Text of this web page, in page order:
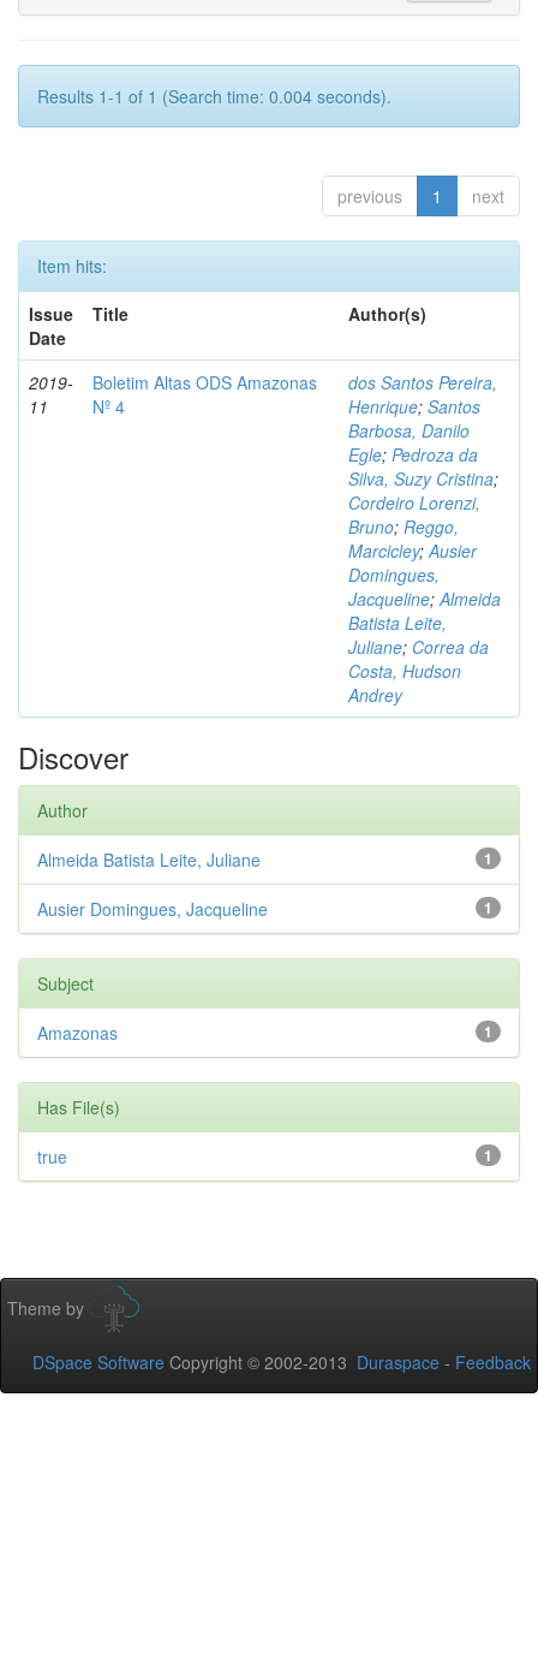
Results 1-1 of 1 (Search time: 0.004 seconds).
previous 1 next
Item hits:
Issue
Date
Title Author(s)
2019-
11
Boletim Altas ODS Amazonas
Nº 4
dos Santos Pereira,
Henrique; Santos
Barbosa, Danilo
Egle; Pedroza da
Silva, Suzy Cristina;
Cordeiro Lorenzi,
Bruno; Reggo,
Marcicley;Ausier
Domingues,
Jacqueline;Almeida
Batista Leite,
Juliane; Correa da
Costa, Hudson
Andrey
Discover
Author
1
Almeida Batista Leite, Juliane
1
Ausier Domingues, Jacqueline
Subject
1
Amazonas
Has File(s)
1
true
Theme by
DSpace Software Copyright © 2002-2013 Duraspace - Feedback